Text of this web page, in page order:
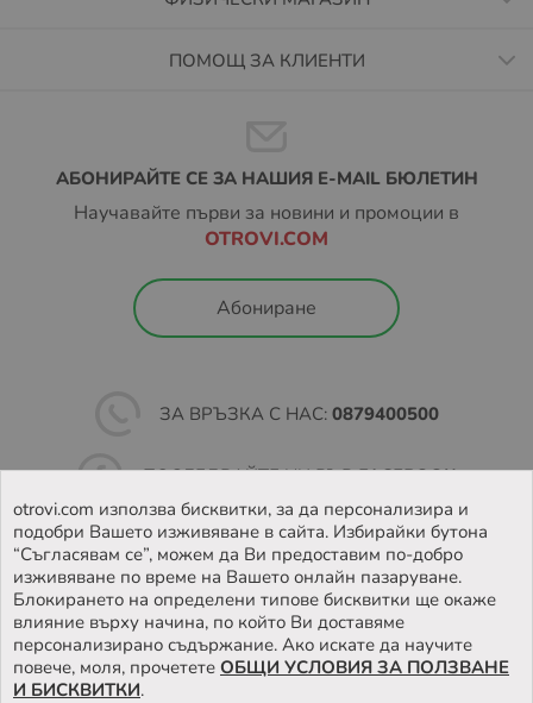
ПОМОЩ ЗА КЛИЕНТИ
АБОНИРАЙТЕ СЕ ЗА НАШИЯ E-MAIL БЮЛЕТИН
Научавайте първи за новини и промоции в
OTROVI.COM
Абониране
ЗА ВРЪЗКА С НАС: 0879400500
ПОСЛЕДВАЙТЕ НИ ВЪВFACEBOOK
НАМЕРЕТЕ НАШИЯТ МАГАЗИН
otrovi.com използва бисквитки, за да персонализира и
подобри Вашето изживяване в сайта. Избирайки бутона
“Съгласявам се”, можем да Ви предоставим по-добро
изживяване по време на Вашето онлайн пазаруване.
Блокирането на определени типове бисквитки ще окаже
влияние върху начина, по който Ви доставяме
персонализирано съдържание. Ако искате да научите
повече, моля, прочетете ОБЩИ УСЛОВИЯ ЗА ПОЛЗВАНЕ
И БИСКВИТКИ.